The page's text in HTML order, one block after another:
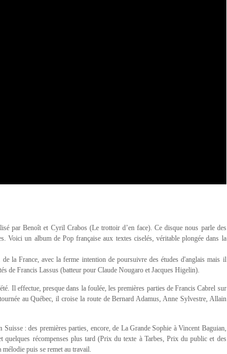
par Benoît et Cyril Crabos (Le trottoir d’en face). Ce disque nous parle des
Voici un album de Pop française aux textes ciselés, véritable plongée dans la
la France, avec la ferme intention de poursuivre des études d'anglais mais il
de Francis Lassus (batteur pour Claude Nougaro et Jacques Higelin).
Il effectue, presque dans la foulée, les premières parties de Francis Cabrel sur
au Québec, il croise la route de Bernard Adamus, Anne Sylvestre, Allain
: des premières parties, encore, de La Grande Sophie à Vincent Baguian,
récompenses plus tard (Prix du texte à Tarbes, Prix du public et des
puis se remet au travail.